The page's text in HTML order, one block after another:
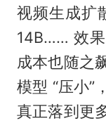
视频生成扩
14B…… 效
成本也随之
模型 “压小”
真正落到更